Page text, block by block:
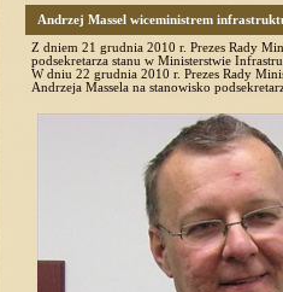
Andrzej Massel wiceministrem
Z dniem 21 grudnia 2010 r. Prezes Rady
podsekretarza stanu w Ministerstwie
W dniu 22 grudnia 2010 r. Prezes Rady
Andrzeja Massela na stanowisko